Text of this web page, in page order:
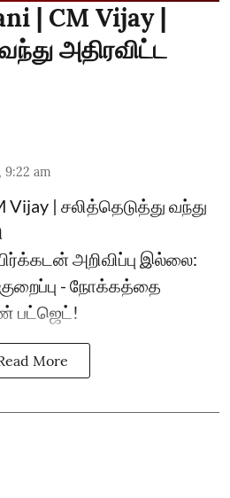
| CM Vijay |
அதிரவிட்ட
9:22 am
Vijay | சலித்தெடுத்து வந்து
அறிவிப்பு இல்லை:
குறைப்பு - நோக்கத்தை
பட்ஜெட்!
More